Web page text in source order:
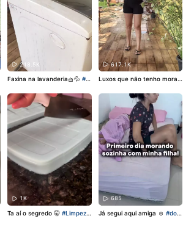
218.5K
Faxina na lavanderia🧺💦#li
donadecasa
617.1K
Luxos que não tenho moran
#asmr #fyp #interior #clean
1K
Ta aí o segredo 🤫#Limpeza
685
Já segui aqui amiga ☺️ #don